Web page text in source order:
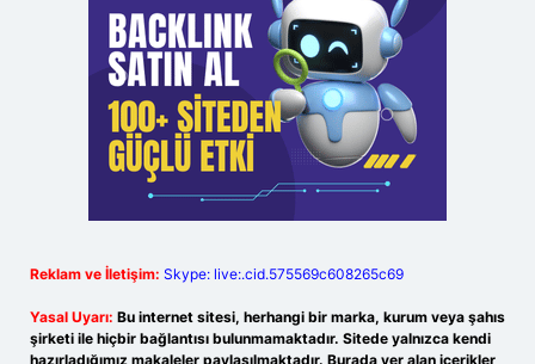
Reklam ve İletişim: Skype: live:.cid.575569c608265c69
Yasal Uyarı: Bu internet sitesi, herhangi bir marka, kurum veya şahıs
şirketi ile hiçbir bağlantısı bulunmamaktadır. Sitede yalnızca kendi
hazırladığımız makaleler paylaşılmaktadır. Burada yer alan içerikler